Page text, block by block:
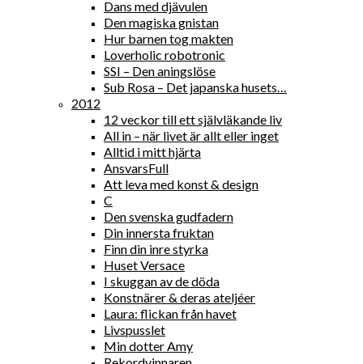
Dans med djävulen
Den magiska gnistan
Hur barnen tog makten
Loverholic robotronic
SSI – Den aningslöse
Sub Rosa – Det japanska husets…
2012
12 veckor till ett självläkande liv
All in – när livet är allt eller inget
Alltid i mitt hjärta
AnsvarsFull
Att leva med konst & design
C
Den svenska gudfadern
Din innersta fruktan
Finn din inre styrka
Huset Versace
I skuggan av de döda
Konstnärer & deras ateljéer
Laura: flickan från havet
Livspusslet
Min dotter Amy